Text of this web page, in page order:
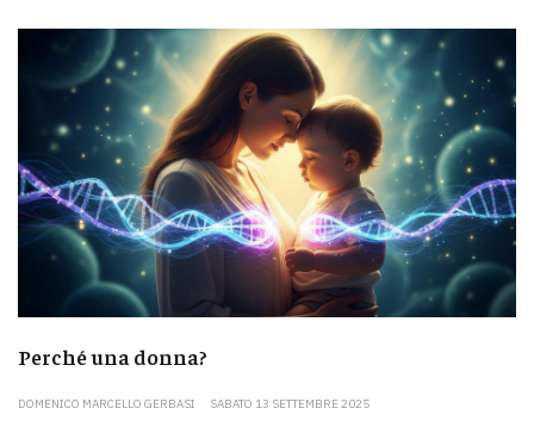
Perché una donna?
DOMENICO MARCELLO GERBASI SABATO 13 SETTEMBRE 2025